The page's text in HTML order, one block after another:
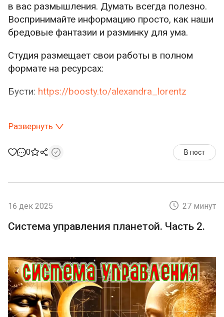
в вас размышления. Думать всегда полезно.
Воспринимайте информацию просто, как наши
бредовые фантазии и разминку для ума.
Студия размещает свои работы в полном
формате на ресурсах:
Бусти: https://boosty.to/alexandra_lorentz
Сопутствующие теме фильмы
Развернуть
0 В пост
16 дек 2025 27 минут
Система управления планетой. Часть 2.